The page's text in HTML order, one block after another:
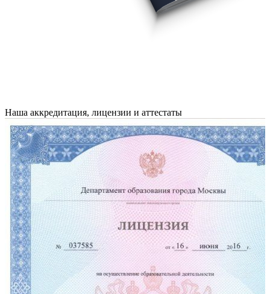
Наша аккредитация, лицензии и аттестаты